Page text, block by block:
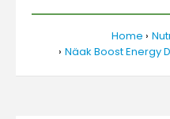
Home
Näak Boost Energy